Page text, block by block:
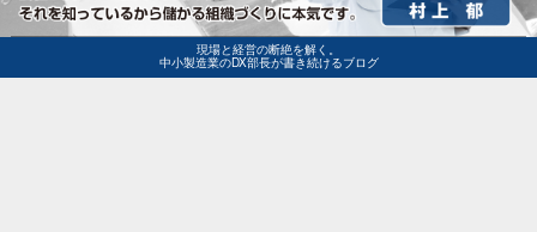
現場と経営の断絶を解く。
中小製造業のDX部長が書き続けるブログ